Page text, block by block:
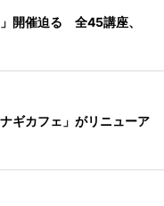
開催迫る 全45講座、
ギカフェ」がリニューア